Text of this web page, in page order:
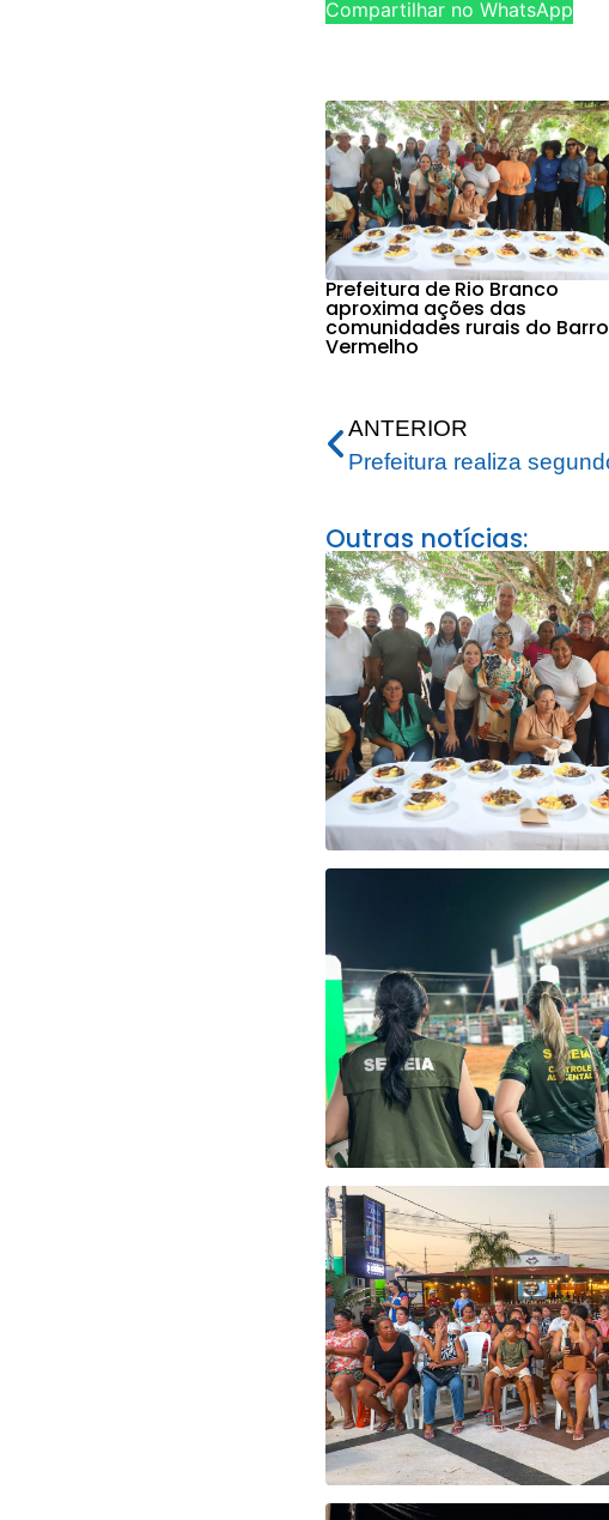
Compartilhar no WhatsApp
Prefeitura de Rio Branco
aproxima ações das
comunidades rurais do Barro
Vermelho
ANTERIOR
Outras notícias: